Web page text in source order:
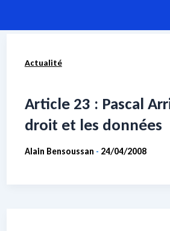
au
Actualité
Article 23 : Pascal
droit et les données
Alain Bensoussan - 24/04/2008